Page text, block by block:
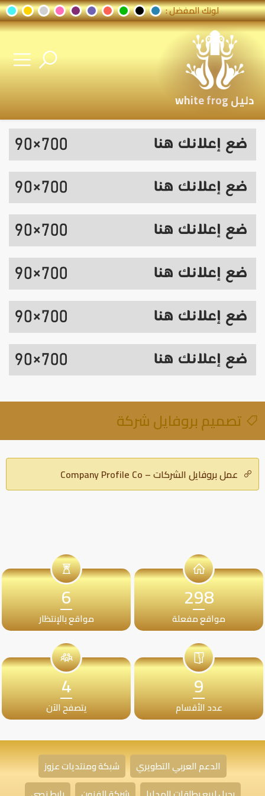
لونك المفضل :
دليل white frog
تصميم بروفايل شركة
عمل بروفايل الشركات – Company Profile Co
298
مواقع مفعلة
6
مواقع بالإنتظار
9
عدد الأقسام
4
يتصفح الآن
الدعم العربي التطويري
شبكة ومنتديات عزوز